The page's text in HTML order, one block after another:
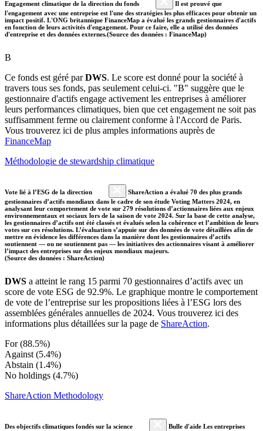
Engagement climatique de la direction du fonds
Il est prouvé que
l'engagement avec une entreprise est l'une des stratégies les plus efficaces pour obtenir un
impact positif. L'ONG britannique FinanceMap a évalué les grands gestionnaires d'actifs
en fonction de leurs activités d'engagement. Pour ce faire, elle a utilisé des données
d'entreprise et des données externes.(Source des données : FinanceMap)
B
Ce fonds est géré parDWS. Le score est donné pour la société à
travers tous ses fonds, pas seulement celui-ci. "B" suggère que le
gestionnaire d'actifs engage activement les entreprises à améliorer
leurs performances climatiques, bien que cet engagement ne soit pas
suffisamment ferme ou clairement conforme à l'Accord de Paris.
Vous trouverez ici de plus amples informations auprès de
FinanceMap
Méthodologie de stewardship climatique
Vote lié à l’ESG de la direction
ShareAction a évalué 70 des plus grands
gestionnaires d’actifs mondiaux dans le cadre de son étude Voting Matters 2024, en
analysant leur comportement de vote sur 279 résolutions d’actionnaires liées aux enjeux
environnementaux et sociaux lors de la saison de vote 2024. Sur la base de cette analyse,
les gestionnaires d’actifs ont été classés et évalués selon la cohérence et l’ambition de leurs
votes sur ces résolutions. L’évaluation s’appuie sur des données de vote détaillées afin de
mettre en évidence les différences dans la manière dont les gestionnaires d’actifs
soutiennent — ou ne soutiennent pas — les initiatives des actionnaires visant à améliorer
l’impact des entreprises sur des enjeux mondiaux majeurs.
(Source des données : ShareAction)
DWS a atteint le rang 15 parmi 70 gestionnaires d’actifs avec un
score de vote ESG de 92.9%. Le graphique montre le comportement
de vote de l’entreprise sur les propositions liées à l’ESG lors des
assemblées générales annuelles de 2024. Vous trouverez ici des
informations plus détaillées sur la page de ShareAction.
For (88.5%)
Against (5.4%)
Abstain (1.4%)
No holdings (4.7%)
ShareAction Methodology
Des objectifs climatiques fondés sur la science
Bulle d'aide Les entreprises